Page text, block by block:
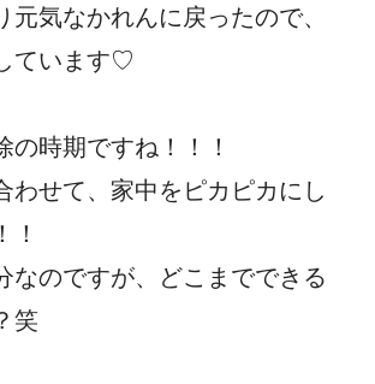
元気なかれんに戻ったので、
ています♡
の時期ですね！！！
わせて、家中をピカピカにし
なのですが、どこまでできる
笑